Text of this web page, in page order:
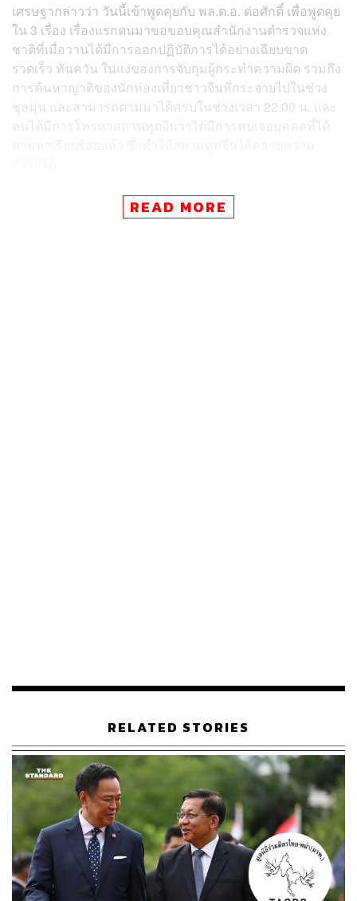
เศรษฐากล่าวว่า วันนี้เข้าพูดคุยกับ พล.ต.อ. ต่อศักดิ์ เพื่อพูดคุย
ใน 3 เรื่อง เรื่องแรกตนมาขอขอบคุณสำนักงานตำรวจแห่ง
ชาติที่เมื่อวานได้มีการออกปฏิบัติการได้อย่างเฉียบขาด
รวดเร็ว ทันควัน ในแง่ของการจับกุมผู้กระทำความผิด รวมถึง
การค้นหาญาติของนักท่องเที่ยวชาวจีนที่กระจายไปในช่วง
ชุลมุน และสามารถตามมาได้ครบในช่วงเวลา 22.00 น. และ
ตนได้มีการโทรหาสถานทูตจีนว่าได้มีการพบเจอบุคคลที่ได้
ส่วนเรื่องที่ 2 ได้พูดคุยถึงมาตรการของตำรวจในการยกระดับ
กฎหมาย เรื่องการครอบครองอาวุธปืนหรือความยากง่ายใน
ตุลาคม) ปืนที่เป็นปืนจริงไม่ได้ถูกนำออกมาใช้กระทำความ
ผิดเลย ปืนที่นักเรียนส่วนมากใช้มาก่อเหตุจะเป็นปืนชนิด
Blank Gun ตรงกับที่สำนักงานพิสูจน์หลักฐานตำรวจ (สพฐ.)
รายงานสถิติการใช้ปืน Blank Gun ว่ามีสูงมาก
แต่ทั้งนี้ต้องยอมรับว่าขณะนี้ไม่มีกฎหมายใดที่ไปบังคับการ
นำเข้าผ่านทางกรมศุลกากร คนขายขออนุญาตขาย แต่คน
ซื้อไม่ต้องมีใบอนุญาต นี่คือช่องว่างของกฎหมาย จากนั้นคน
ซื้อนำไปดัดแปลงต่อ
READ MORE
RELATED STORIES